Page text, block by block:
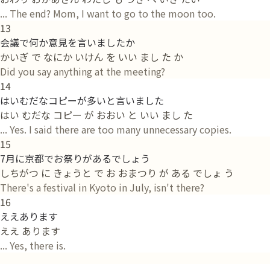
... The end? Mom, I want to go to the moon too.
13
会議で何か意見を言いましたか
かいぎ で なにか いけん を いい まし た か
Did you say anything at the meeting?
14
はいむだなコピーが多いと言いました
はい むだな コピー が おおい と いい まし た
... Yes. I said there are too many unnecessary copies.
15
7月に京都でお祭りがあるでしょう
しちがつ に きょうと で お おまつり が ある でしょ う
There's a festival in Kyoto in July, isn't there?
16
ええあります
ええ あります
... Yes, there is.